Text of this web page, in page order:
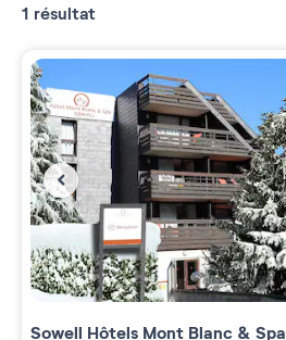
1 résultat
Sowell Hôtels Mont Blanc & Spa